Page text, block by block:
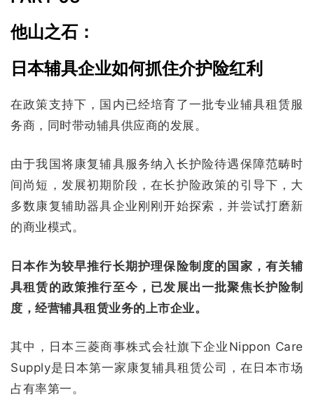
他山之石：
日本辅具企业如何抓住介护险红利
在政策支持下，国内已经培育了一批专业辅具租赁服
务商，同时带动辅具供应商的发展。
由于我国将康复辅具服务纳入长护险待遇保障范畴时
间尚短，发展初期阶段，在长护险政策的引导下，大
多数康复辅助器具企业刚刚开始探索，并尝试打磨新
的商业模式。
日本作为较早推行长期护理保险制度的国家，有关辅
具租赁的政策推行至今，已发展出一批聚焦长护险制
度，经营辅具租赁业务的上市企业。
其中，日本三菱商事株式会社旗下企业Nippon Care
Supply是日本第一家康复辅具租赁公司，在日本市场
占有率第一。